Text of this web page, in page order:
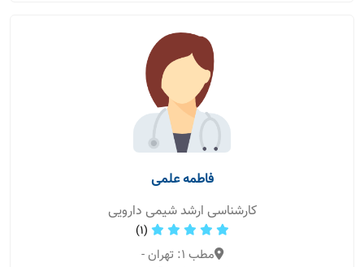
فاطمه علمی
کارشناسی ارشد شیمی دارویی
(1)
مطب 1: تهران -